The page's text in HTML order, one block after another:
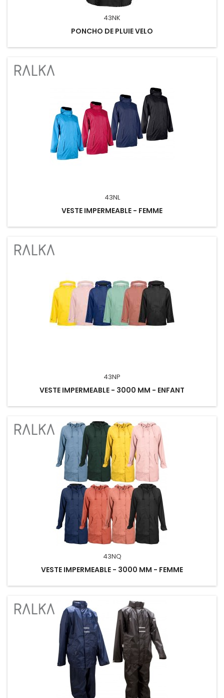
43NK
PONCHO DE PLUIE VELO
43NL
VESTE IMPERMEABLE - FEMME
43NP
VESTE IMPERMEABLE - 3000 MM - ENFANT
43NQ
VESTE IMPERMEABLE - 3000 MM - FEMME